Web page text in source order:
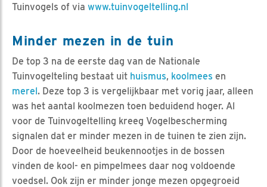
Tuinvogels of via www.tuinvogeltelling.nl
Minder mezen in de tuin
De top 3 na de eerste dag van de Nationale
Tuinvogelteling bestaat uit huismus, koolmees en
merel. Deze top 3 is vergelijkbaar met vorig jaar, alleen
was het aantal koolmezen toen beduidend hoger. Al
voor de Tuinvogeltelling kreeg Vogelbescherming
signalen dat er minder mezen in de tuinen te zien zijn.
Door de hoeveelheid beukennootjes in de bossen
vinden de kool- en pimpelmees daar nog voldoende
voedsel. Ook zijn er minder jonge mezen opgegroeid